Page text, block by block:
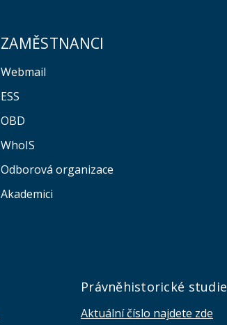
ZAMĚSTNANCI
Webmail
ESS
OBD
WhoIS
Odborová organizace
Akademici
Právněhistorické studie
Aktuální číslo najdete zde